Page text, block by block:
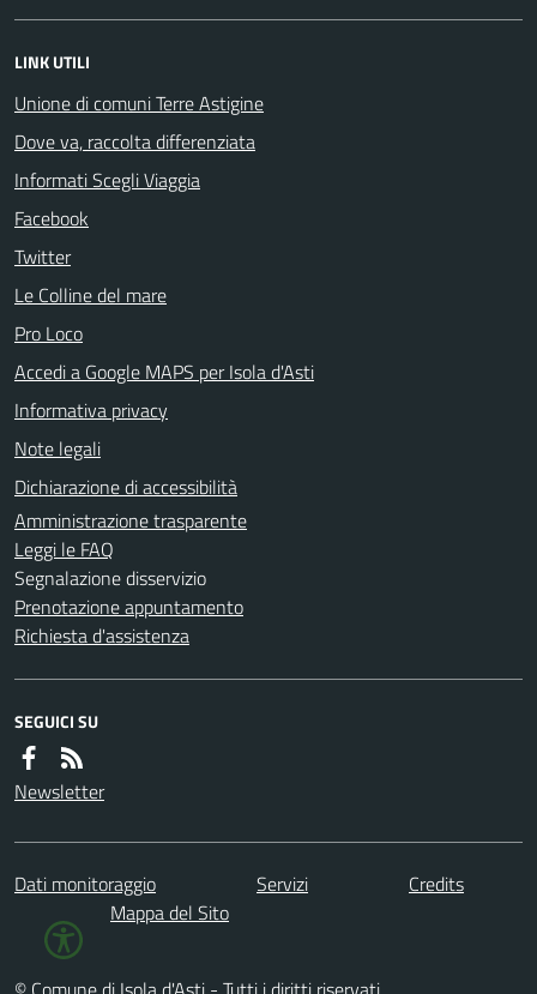
LINK UTILI
Unione di comuni Terre Astigine
Dove va, raccolta differenziata
Informati Scegli Viaggia
Facebook
Twitter
Le Colline del mare
Pro Loco
Accedi a Google MAPS per Isola d'Asti
Informativa privacy
Note legali
Dichiarazione di accessibilità
Amministrazione trasparente
Leggi le FAQ
Segnalazione disservizio
Prenotazione appuntamento
Richiesta d'assistenza
SEGUICI SU
Newsletter
Dati monitoraggio Servizi
Credits
Mappa del Sito